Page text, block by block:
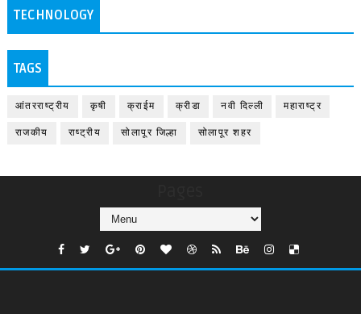
TECHNOLOGY
TAGS
आंतरराष्ट्रीय कृषी क्राईम क्रीडा नवी दिल्ली महाराष्ट्र
राजकीय राष्ट्रीय सोलापूर जिल्हा सोलापूर शहर